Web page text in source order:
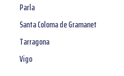
Parla
Santa Coloma de Gramanet
Tarragona
Vigo